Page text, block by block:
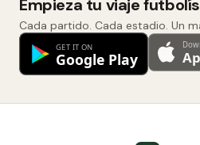
Empieza tu viaje
Cada partido. Cada estadio. Un